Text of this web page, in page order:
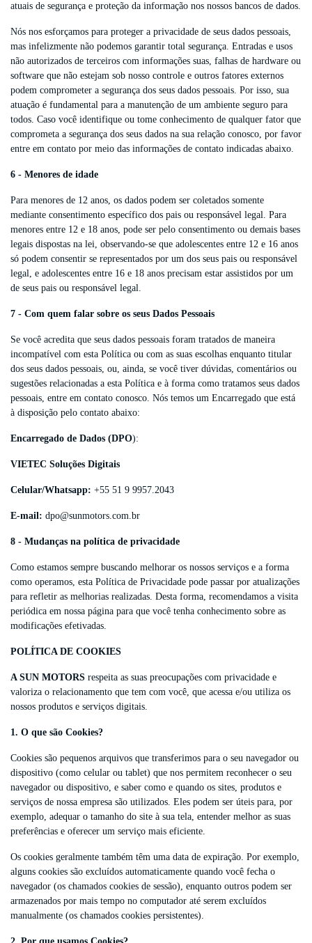
atuais de segurança e proteção da informação nos nossos bancos de dados.
Nós nos esforçamos para proteger a privacidade de seus dados pessoais,
mas infelizmente não podemos garantir total segurança. Entradas e usos
não autorizados de terceiros com informações suas, falhas de hardware ou
software que não estejam sob nosso controle e outros fatores externos
podem comprometer a segurança dos seus dados pessoais. Por isso, sua
atuação é fundamental para a manutenção de um ambiente seguro para
todos. Caso você identifique ou tome conhecimento de qualquer fator que
comprometa a segurança dos seus dados na sua relação conosco, por favor
entre em contato por meio das informações de contato indicadas abaixo.
6 - Menores de idade
Para menores de 12 anos, os dados podem ser coletados somente
mediante consentimento específico dos pais ou responsável legal. Para
menores entre 12 e 18 anos, pode ser pelo consentimento ou demais bases
legais dispostas na lei, observando-se que adolescentes entre 12 e 16 anos
só podem consentir se representados por um dos seus pais ou responsável
legal, e adolescentes entre 16 e 18 anos precisam estar assistidos por um
de seus pais ou responsável legal.
7 - Com quem falar sobre os seus Dados Pessoais
Se você acredita que seus dados pessoais foram tratados de maneira
incompatível com esta Política ou com as suas escolhas enquanto titular
dos seus dados pessoais, ou, ainda, se você tiver dúvidas, comentários ou
sugestões relacionadas a esta Política e à forma como tratamos seus dados
pessoais, entre em contato conosco. Nós temos um Encarregado que está
à disposição pelo contato abaixo:
Encarregado de Dados (DPO):
VIETEC Soluções Digitais
Celular/Whatsapp: +55 51 9 9957.2043
E-mail: dpo@sunmotors.com.br
8 - Mudanças na política de privacidade
Como estamos sempre buscando melhorar os nossos serviços e a forma
como operamos, esta Política de Privacidade pode passar por atualizações
para refletir as melhorias realizadas. Desta forma, recomendamos a visita
periódica em nossa página para que você tenha conhecimento sobre as
modificações efetivadas.
POLÍTICA DE COOKIES
A SUN MOTORS respeita as suas preocupações com privacidade e
valoriza o relacionamento que tem com você, que acessa e/ou utiliza os
nossos produtos e serviços digitais.
1. O que são Cookies?
Cookies são pequenos arquivos que transferimos para o seu navegador ou
dispositivo (como celular ou tablet) que nos permitem reconhecer o seu
navegador ou dispositivo, e saber como e quando os sites, produtos e
serviços de nossa empresa são utilizados. Eles podem ser úteis para, por
exemplo, adequar o tamanho do site à sua tela, entender melhor as suas
preferências e oferecer um serviço mais eficiente.
Os cookies geralmente também têm uma data de expiração. Por exemplo,
alguns cookies são excluídos automaticamente quando você fecha o
navegador (os chamados cookies de sessão), enquanto outros podem ser
armazenados por mais tempo no computador até serem excluídos
manualmente (os chamados cookies persistentes).